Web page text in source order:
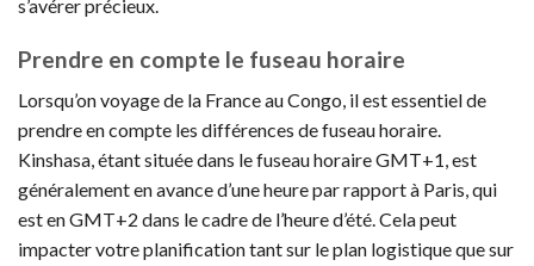
s’avérer précieux.
Prendre en compte le fuseau horaire
Lorsqu’on voyage de la France au Congo, il est essentiel de
prendre en compte les différences de fuseau horaire.
Kinshasa, étant située dans le fuseau horaire GMT+1, est
généralement en avance d’une heure par rapport à Paris, qui
est en GMT+2 dans le cadre de l’heure d’été. Cela peut
impacter votre planification tant sur le plan logistique que sur